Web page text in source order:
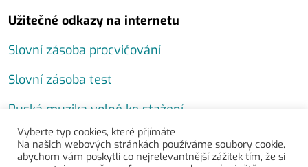
Užitečné odkazy na internetu
Slovní zásoba procvičování
Slovní zásoba test
Ruská muzika volně ke stažení
Ruské vtipy
Vyberte typ cookies, které přjímáte
Na našich webových stránkách používáme soubory cookie,
abychom vám poskytli co nejrelevantnější zážitek tím, že si